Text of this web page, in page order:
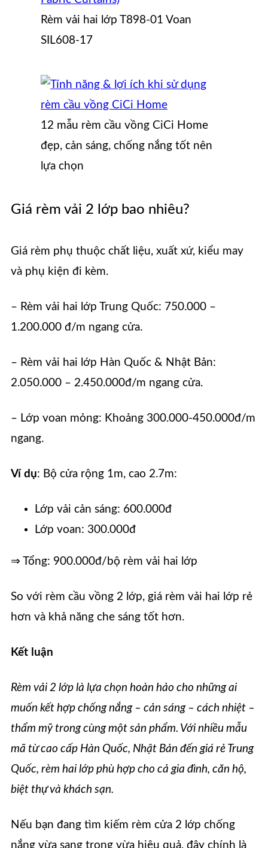
Rèm vải hai lớp T898-01 Voan
SIL608-17
12 mẫu rèm cầu vồng CiCi Home
đẹp, cản sáng, chống nắng tốt nên
lựa chọn
Giá rèm vải 2 lớp bao nhiêu?
Giá rèm phụ thuộc chất liệu, xuất xứ, kiểu may
và phụ kiện đi kèm.
– Rèm vải hai lớp Trung Quốc: 750.000 –
1.200.000 đ/m ngang cửa.
– Rèm vải hai lớp Hàn Quốc & Nhật Bản:
2.050.000 – 2.450.000đ/m ngang cửa.
– Lớp voan mỏng: Khoảng 300.000-450.000đ/m
ngang.
Ví dụ: Bộ cửa rộng 1m, cao 2.7m:
Lớp vải cản sáng: 600.000đ
Lớp voan: 300.000đ
⇒ Tổng: 900.000đ/bộ rèm vải hai lớp
So với rèm cầu vồng 2 lớp, giá rèm vải hai lớp rẻ
hơn và khả năng che sáng tốt hơn.
Kết luận
Rèm vải 2 lớp là lựa chọn hoàn hảo cho những ai
muốn kết hợp chống nắng – cản sáng – cách nhiệt –
thẩm mỹ trong cùng một sản phẩm. Với nhiều mẫu
mã từ cao cấp Hàn Quốc, Nhật Bản đến giá rẻ Trung
Quốc, rèm hai lớp phù hợp cho cả gia đình, căn hộ,
biệt thự và khách sạn.
Nếu bạn đang tìm kiếm rèm cửa 2 lớp chống
nắng vừa sang trọng vừa hiệu quả, đây chính là